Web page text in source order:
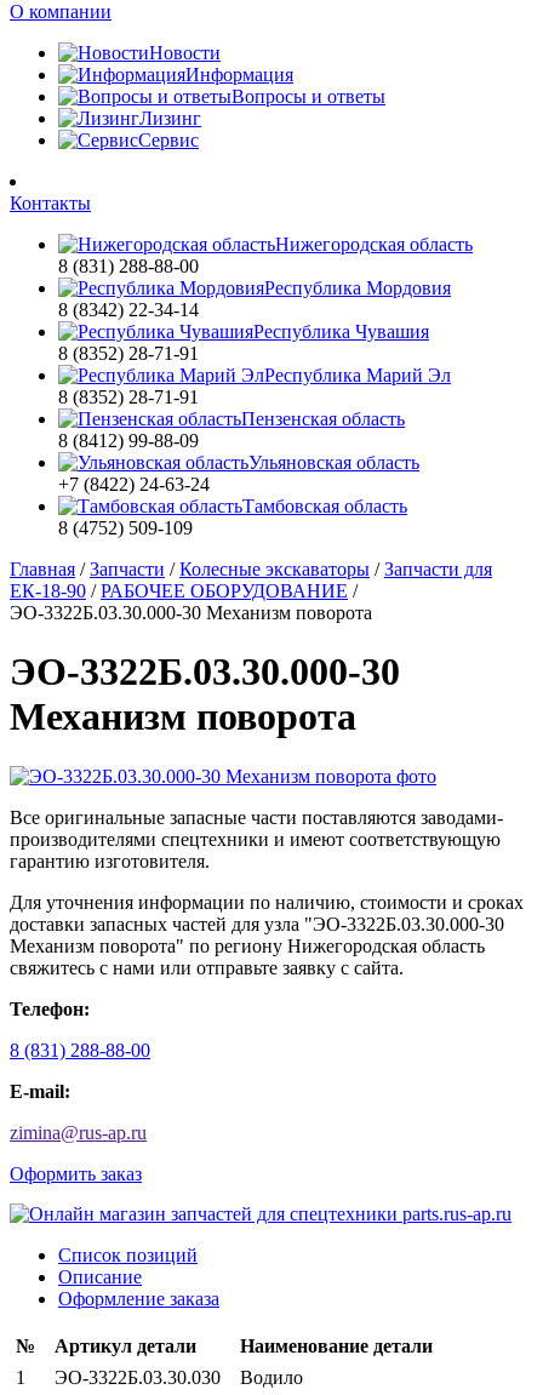
О компании
Новости
Информация
Вопросы и ответы
Лизинг
Сервис
Контакты
Нижегородская область
8 (831) 288-88-00
Республика Мордовия
8 (8342) 22-34-14
Республика Чувашия
8 (8352) 28-71-91
Республика Марий Эл
8 (8352) 28-71-91
Пензенская область
8 (8412) 99-88-09
Ульяновская область
+7 (8422) 24-63-24
Тамбовская область
8 (4752) 509-109
Главная /Запчасти /Колесные экскаваторы /Запчасти для
ЕК-18-90 /РАБОЧЕЕ ОБОРУДОВАНИЕ /
ЭО-3322Б.03.30.000-30 Механизм поворота
ЭО-3322Б.03.30.000-30
Механизм поворота
Все оригинальные запасные части поставляются заводами-
производителями спецтехники и имеют соответствующую
гарантию изготовителя.
Для уточнения информации по наличию, стоимости и сроках
доставки запасных частей для узла "ЭО-3322Б.03.30.000-30
Механизм поворота" по региону Нижегородская область
свяжитесь с нами или отправьте заявку с сайта.
Телефон:
8 (831) 288-88-00
E-mail:
zimina@rus-ap.ru
Оформить заказ
Список позиций
Описание
Оформление заказа
№ Артикул детали
Наименование детали
1
ЭО-3322Б.03.30.030 Водило